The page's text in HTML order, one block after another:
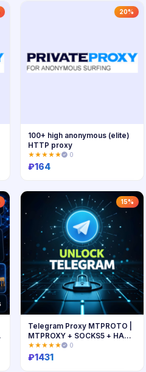
20%
Купить
100+ high anonymous (elite)
HTTP proxy
★★★★★ 0
₽164
15%
Telegram Proxy MTPROTO |
MTPROXY + SOCKS5 + HAPP
. 100% РАБОЧЕЕ РЕШЕНИЕ
★★★★★ 0
₽1431